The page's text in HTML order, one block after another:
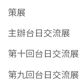
策展
主辦台日交流展
第十回台日交流展
第九回台日交流展